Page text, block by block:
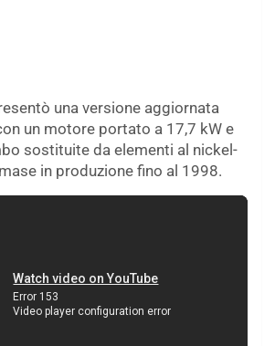
una versione aggiornata
un motore portato a 17,7 kW e
sostituite da elementi al nickel-
in produzione fino al 1998.